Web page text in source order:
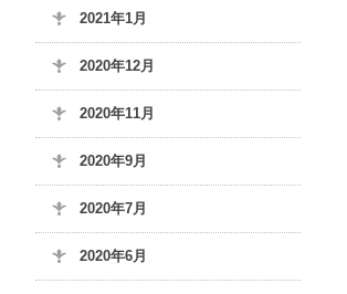
2021年1月
2020年12月
2020年11月
2020年9月
2020年7月
2020年6月